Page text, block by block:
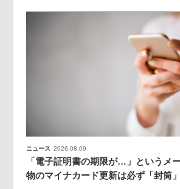
ニュース 2026.08.09
「電子証明書の期限が…」というメ
物のマイナカード更新は必ず「封筒